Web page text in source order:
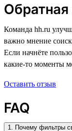
Обратная
Команда hh.ru
важно мнение
Если начнёте
какие-то моменты
Оставить отзыв
FAQ
1. Почему фильтры